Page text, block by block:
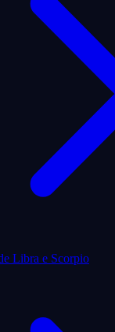
Libra e Scorpio